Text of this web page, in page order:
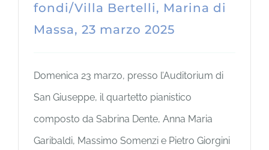
fondi/Villa Bertelli, Marina di
Massa, 23 marzo 2025
Domenica 23 marzo, presso l’Auditorium di
San Giuseppe, il quartetto pianistico
composto da Sabrina Dente, Anna Maria
Garibaldi, Massimo Somenzi e Pietro Giorgini